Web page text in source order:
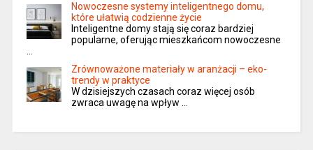
Nowoczesne systemy inteligentnego domu,
które ułatwią codzienne życie
Inteligentne domy stają się coraz bardziej
popularne, oferując mieszkańcom nowoczesne
Zrównoważone materiały w aranżacji – eko-
trendy w praktyce
W dzisiejszych czasach coraz więcej osób
zwraca uwagę na wpływ …